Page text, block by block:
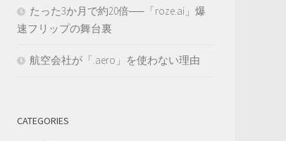
たった3か月で約20倍──「roze.ai」爆
速フリップの舞台裏
航空会社が「.aero」を使わない理由
CATEGORIES